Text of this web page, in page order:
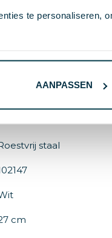
te personaliseren,
AANPASSEN
staal
cm